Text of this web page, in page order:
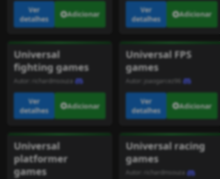
Ver
detalhes
Adicionar
Ver
detalhes
Adicionar
Universal
fighting games
Autor: richardmsouza
Ver
detalhes
Adicionar
Universal FPS
games
Autor: joaogarcez96
Ver
detalhes
Adicionar
Universal
platformer
games
Universal racing
games
Autor: richardmsouza